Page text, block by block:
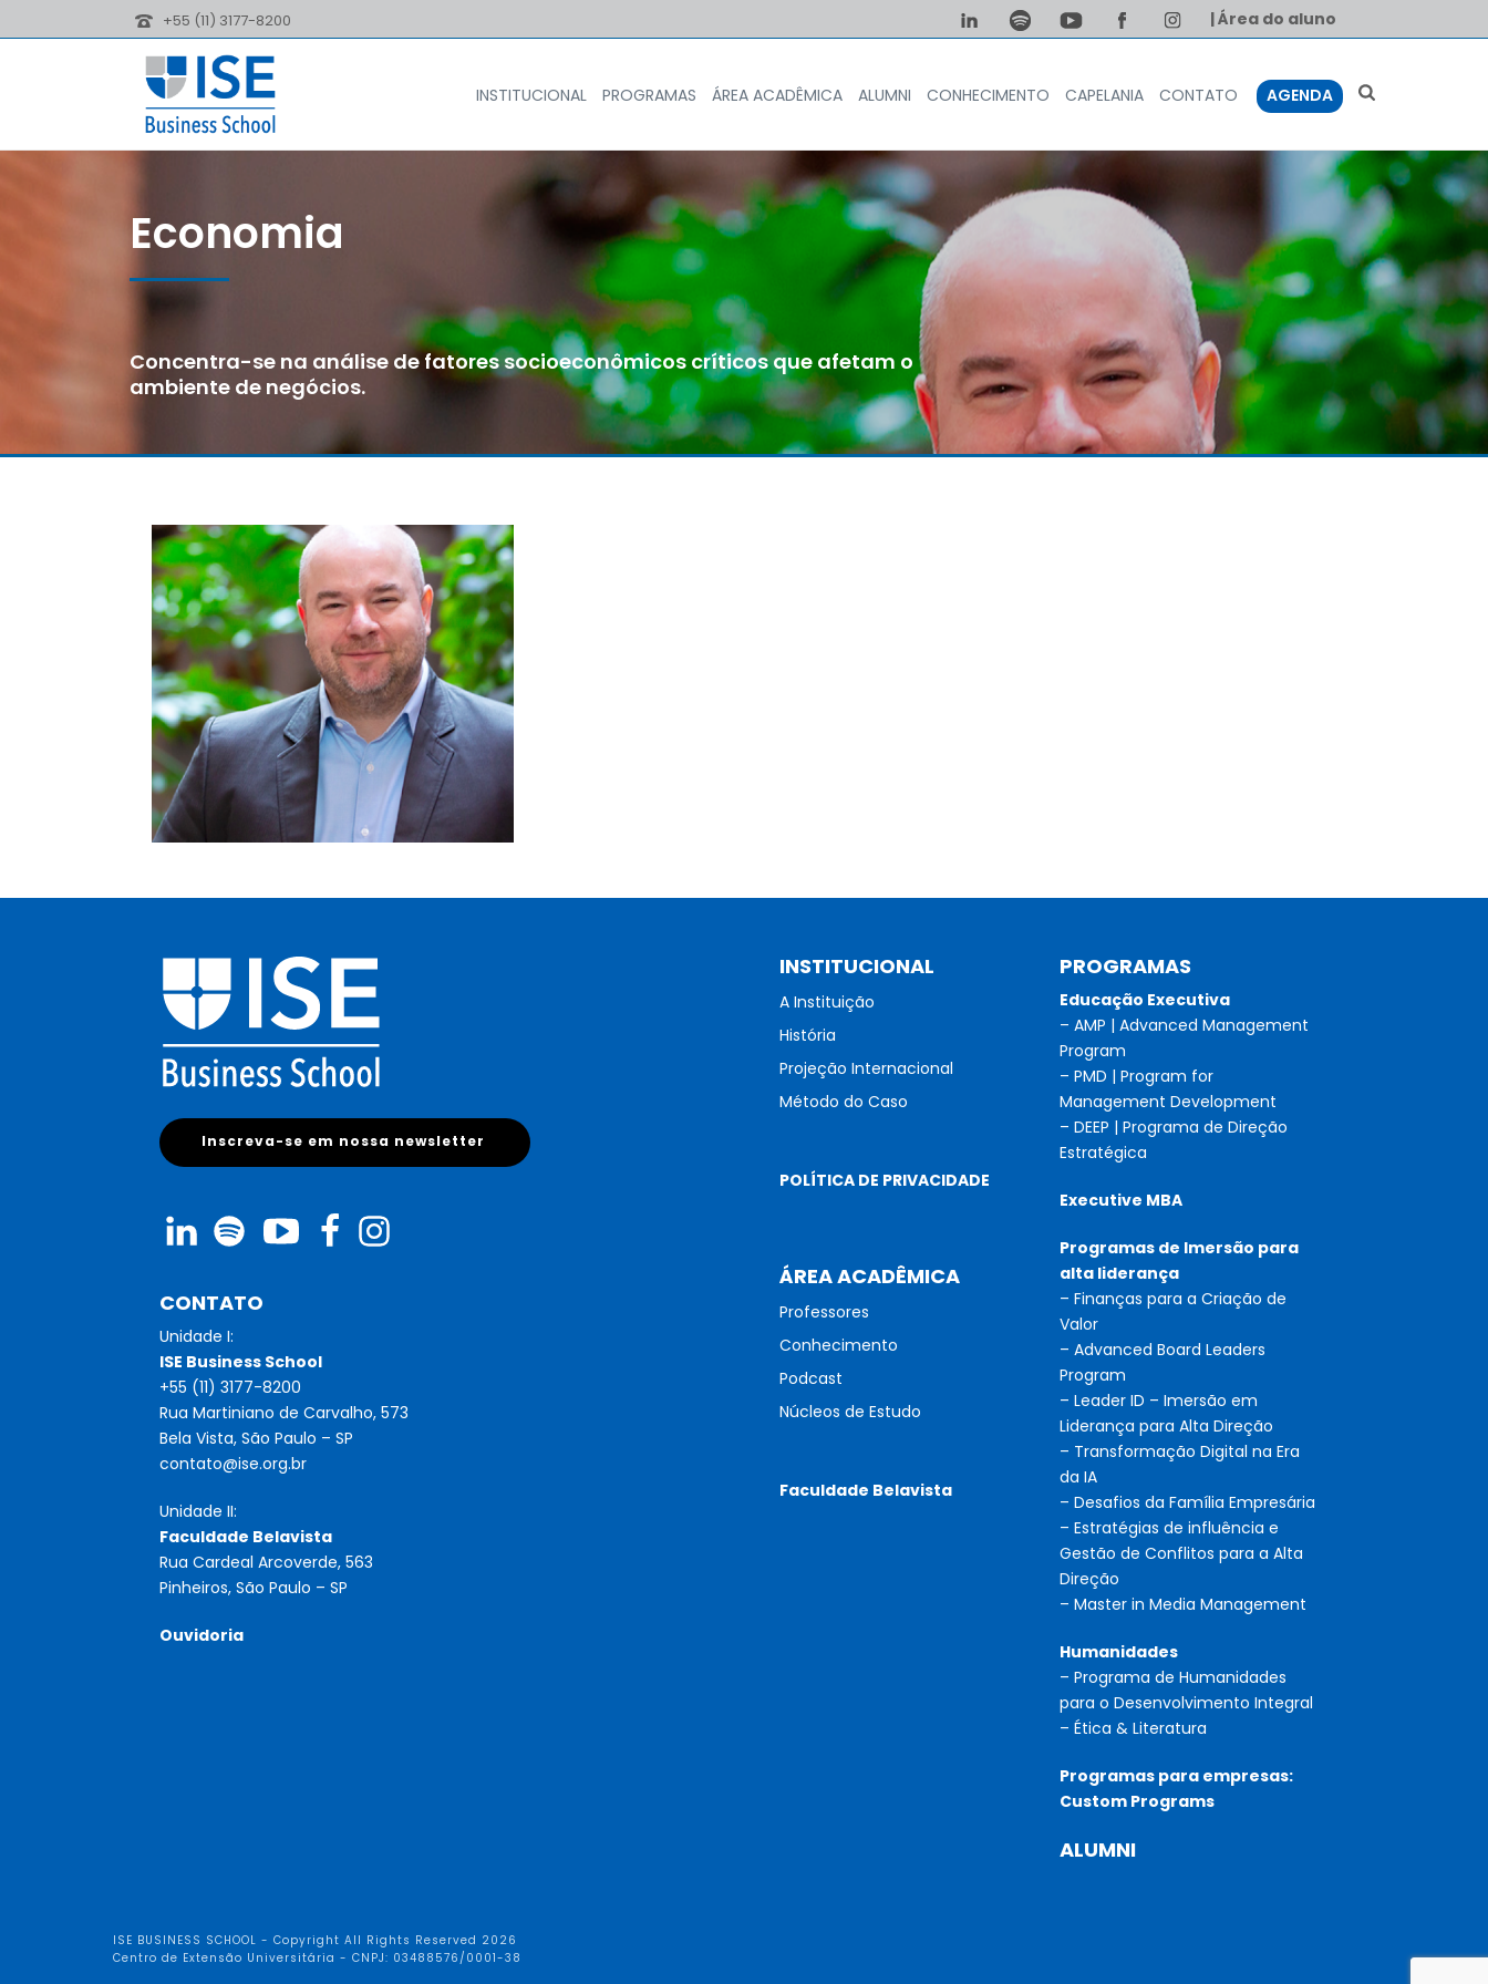
+55 (11) 3177-8200 | Área do aluno
INSTITUCIONAL PROGRAMAS ÁREA ACADÊMICA ALUMNI CONHECIMENTO CAPELANIA CONTATO AGENDA
Economia
Concentra-se na análise de fatores socioeconômicos críticos que afetam o
ambiente de negócios.
Oscar Simões
Diretor e Professor dos
Departamentos de Economia e
Direção Financeira, além de
professor do Departamento de
Direção Geral
Ver mais
Inscreva-se em nossa newsletter
CONTATO
Unidade I:
ISE Business School
+55 (11) 3177-8200
Rua Martiniano de Carvalho, 573
Bela Vista, São Paulo – SP
contato@ise.org.br
Unidade II:
Faculdade Belavista
Rua Cardeal Arcoverde, 563
Pinheiros, São Paulo – SP
Ouvidoria
INSTITUCIONAL
A Instituição
História
Projeção Internacional
Método do Caso
POLÍTICA DE PRIVACIDADE
ÁREA ACADÊMICA
Professores
Conhecimento
Podcast
Núcleos de Estudo
Faculdade Belavista
PROGRAMAS
Educação Executiva
– AMP | Advanced Management
Program
– PMD | Program for
Management Development
– DEEP | Programa de Direção
Estratégica
Executive MBA
Programas de Imersão para
alta liderança
– Finanças para a Criação de
Valor
– Advanced Board Leaders
Program
– Leader ID – Imersão em
Liderança para Alta Direção
– Transformação Digital na Era
da IA
– Desafios da Família Empresária
– Estratégias de influência e
Gestão de Conflitos para a Alta
Direção
– Master in Media Management
Humanidades
– Programa de Humanidades
para o Desenvolvimento Integral
– Ética & Literatura
Programas para empresas:
Custom Programs
ALUMNI
ISE BUSINESS SCHOOL - Copyright All Rights Reserved 2026
Centro de Extensão Universitária - CNPJ: 03488576/0001-38